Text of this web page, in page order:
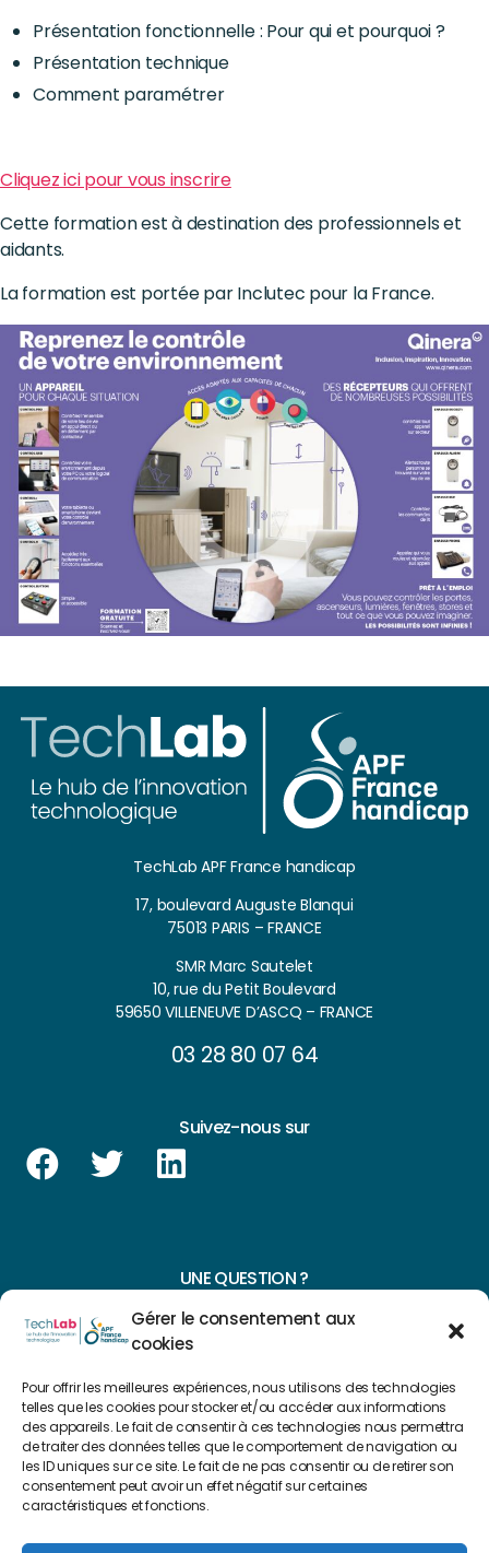
Gérer le consentement aux
cookies
Pour offrir les meilleures expériences, nous utilisons des technologies
telles que les cookies pour stocker et/ou accéder aux informations
des appareils. Le fait de consentir à ces technologies nous permettra
de traiter des données telles que le comportement de navigation ou
les ID uniques sur ce site. Le fait de ne pas consentir ou de retirer son
consentement peut avoir un effet négatif sur certaines
caractéristiques et fonctions.
Présentation fonctionnelle : Pour qui et pourquoi ?
Présentation technique
Comment paramétrer
Cliquez ici pour vous inscrire
Cette formation est à destination des professionnels et
aidants.
La formation est portée par Inclutec pour la France.
TechLab APF France handicap
17, boulevard Auguste Blanqui
75013 PARIS – FRANCE
SMR Marc Sautelet
10, rue du Petit Boulevard
59650 VILLENEUVE D’ASCQ – FRANCE
03 28 80 07 64
Suivez-nous sur
UNE QUESTION ?
CONTACTEZ-NOUS
NAVIGUER SUR NOTRE SITE
Plan du site
FAIRE UN DON